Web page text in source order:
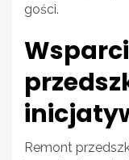
gości.
Remont